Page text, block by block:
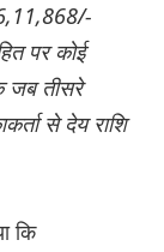
पर कोई
जब तीसरे
से देय राशि
कि